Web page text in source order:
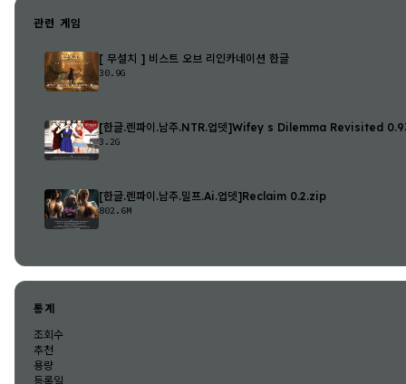
관련 게임
[ 무설치 ] 비스트 오브 리인카네이션 한글
30.9G
[한글.렌파이.남주.NTR.업뎃]Wifey s Dilemma Revisited
3.2G
[한글.렌파이.남주.밀프.Ai.업뎃]Reclaim 0.2.zip
802.6M
통계
조회수
추천
용량
등록일